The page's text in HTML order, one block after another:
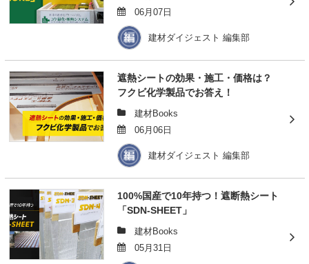
06月07日
建材ダイジェスト 編集部
遮熱シートの効果・施工・価格は？
フクビ化学製品でお答え！
建材Books
06月06日
建材ダイジェスト 編集部
100%国産で10年持つ！遮断熱シート
「SDN-SHEET」
建材Books
05月31日